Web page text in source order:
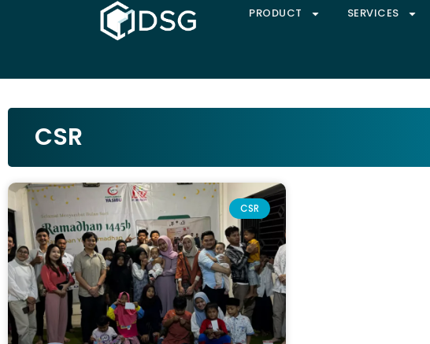
PRODUCT SERVICES
CSR
CSR